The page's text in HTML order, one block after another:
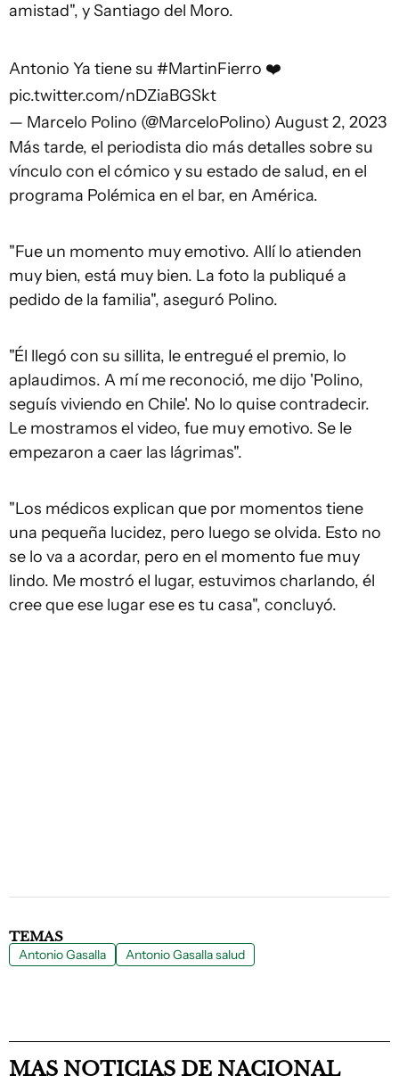
amistad", y Santiago del Moro.
Antonio Ya tiene su #MartinFierro ❤️
pic.twitter.com/nDZiaBGSkt
— Marcelo Polino (@MarceloPolino) August 2, 2023
Más tarde, el periodista dio más detalles sobre su
vínculo con el cómico y su estado de salud, en el
programa Polémica en el bar, en América.
"Fue un momento muy emotivo. Allí lo atienden
muy bien, está muy bien. La foto la publiqué a
pedido de la familia", aseguró Polino.
"Él llegó con su sillita, le entregué el premio, lo
aplaudimos. A mí me reconoció, me dijo 'Polino,
seguís viviendo en Chile'. No lo quise contradecir.
Le mostramos el video, fue muy emotivo. Se le
empezaron a caer las lágrimas".
"Los médicos explican que por momentos tiene
una pequeña lucidez, pero luego se olvida. Esto no
se lo va a acordar, pero en el momento fue muy
lindo. Me mostró el lugar, estuvimos charlando, él
cree que ese lugar ese es tu casa", concluyó.
TEMAS
Antonio Gasalla Antonio Gasalla salud
MAS NOTICIAS DE NACIONAL